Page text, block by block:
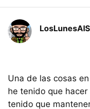
Una de las cosas
he tenido que
tenido que